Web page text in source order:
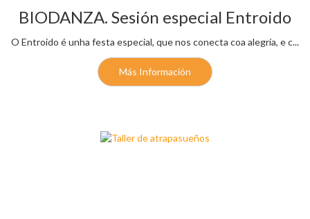
BIODANZA. Sesión especial Entroido
O Entroido é unha festa especial, que nos conecta coa alegría, e c...
Más Información